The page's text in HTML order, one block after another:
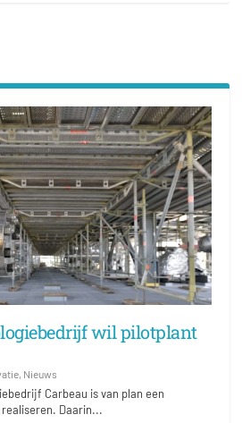
wil pilotplant
, Nieuws
Carbeau is van plan een
Daarin...